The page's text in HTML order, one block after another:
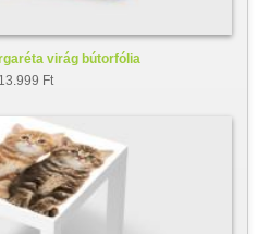
virág bútorfólia
13.999 Ft